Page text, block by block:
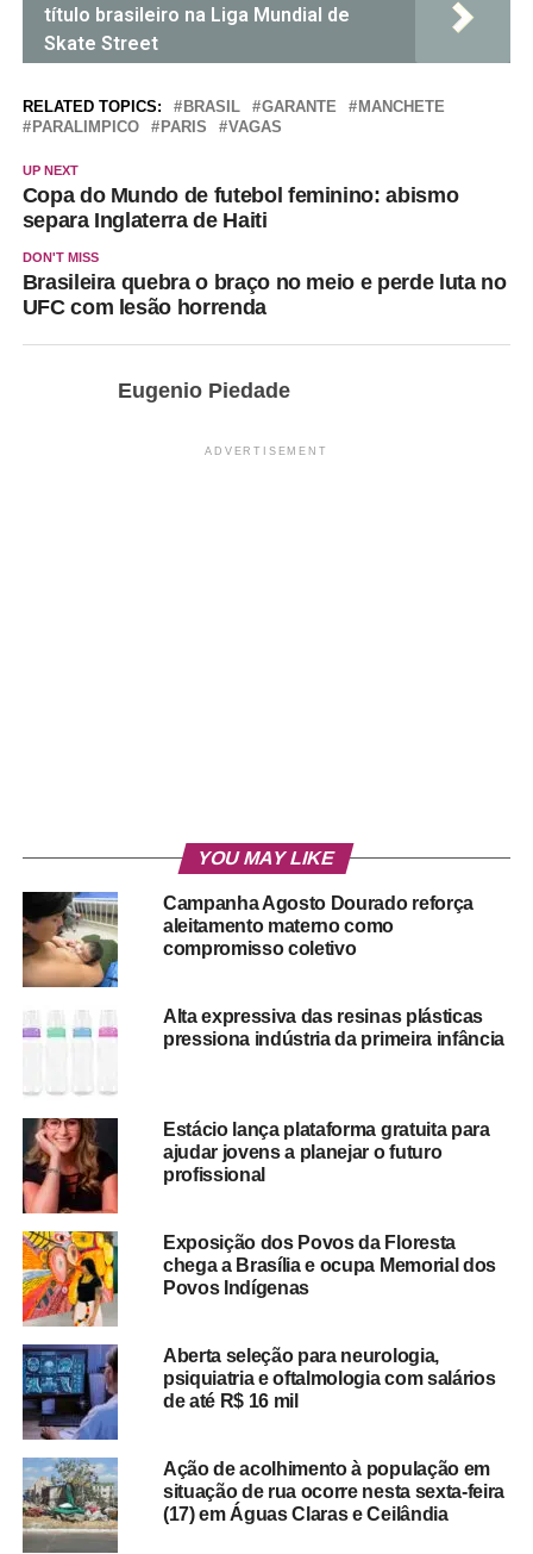
título brasileiro na Liga Mundial de
Skate Street
RELATED TOPICS: BRASIL GARANTE
MANCHETE
PARALIMPICO
PARIS VAGAS
UP NEXT
Copa do Mundo de futebol feminino: abismo
separa Inglaterra de Haiti
DON'T MISS
Brasileira quebra o braço no meio e perde luta no
UFC com lesão horrenda
Eugenio Piedade
ADVERTISEMENT
YOU MAY LIKE
Campanha Agosto Dourado reforça
aleitamento materno como
compromisso coletivo
Alta expressiva das resinas plásticas
pressiona indústria da primeira infância
Estácio lança plataforma gratuita para
ajudar jovens a planejar o futuro
profissional
Exposição dos Povos da Floresta
chega a Brasília e ocupa Memorial dos
Povos Indígenas
Aberta seleção para neurologia,
psiquiatria e oftalmologia com salários
de até R$ 16 mil
Ação de acolhimento à população em
situação de rua ocorre nesta sexta-feira
(17) em Águas Claras e Ceilândia